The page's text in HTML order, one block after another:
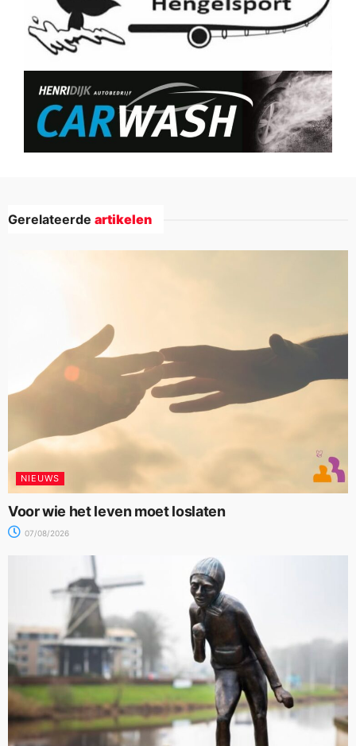
Gerelateerde artikelen
NIEUWS
Voor wie het leven moet loslaten
07/08/2026